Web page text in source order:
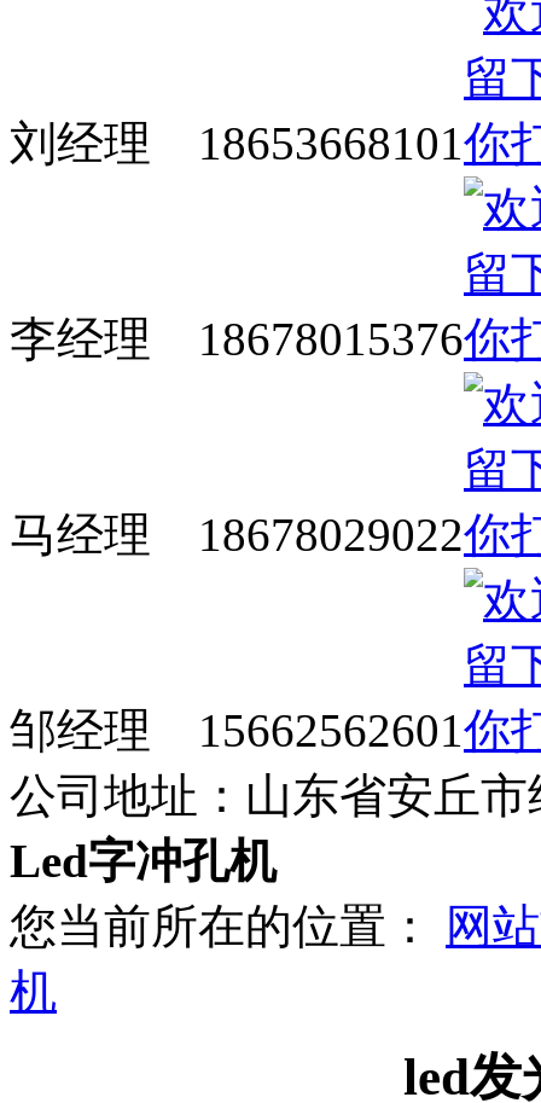
刘经理 18653668101
李经理 18678015376
马经理 18678029022
邹经理 15662562601
公司地址：山东省安丘
Led字冲孔机
您当前所在的位置：
网
机
led发